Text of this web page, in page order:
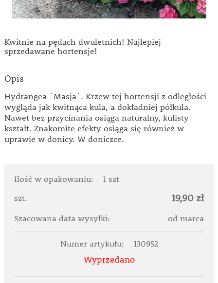
Kwitnie na pędach dwuletnich! Najlepiej
sprzedawane hortensje!
Opis
Hydrangea ´Masja´. Krzew tej hortensji z odległości
wygląda jak kwitnąca kula, a dokładniej półkula.
Nawet bez przycinania osiąga naturalny, kulisty
kształt. Znakomite efekty osiąga się również w
uprawie w donicy. W doniczce.
Ilość w opakowaniu:
1 szt
szt.
19,90 zł
Szacowana data wysyłki: od marca
Numer artykułu: 130952
Wyprzedano